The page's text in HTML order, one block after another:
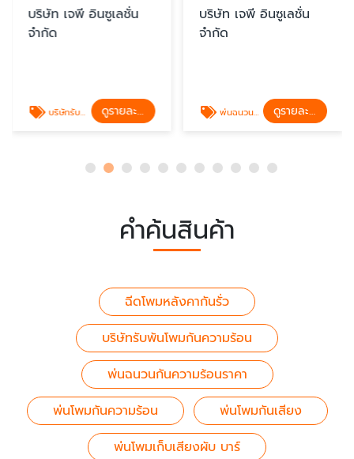
บริษัท เจพี อินซูเลชั่น
จำกัด
บริษัทรับพ้นโพมกันความร้อน ดูรายละเอียด
บริษัท เจพี อินซูเลชั่น
จำกัด
พ่นฉนวนกันความร้อนราคา ดูรายละเอียด
คำค้นสินค้า
ฉีดโพมหลังคากันรั่ว
บริษัทรับพ้นโพมกันความร้อน
พ่นฉนวนกันความร้อนราคา
พ่นโพมกันความร้อน
พ่นโพมกันเสียง
พ่นโพมเก็บเสียงผับ บาร์